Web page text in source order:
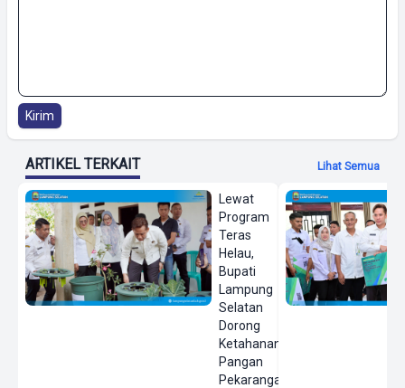
Kirim
ARTIKEL TERKAIT Lihat Semua
Lewat
Program
Teras
Helau,
Bupati
Lampung
Selatan
Dorong
Ketahanan
Pangan
Pekarangan